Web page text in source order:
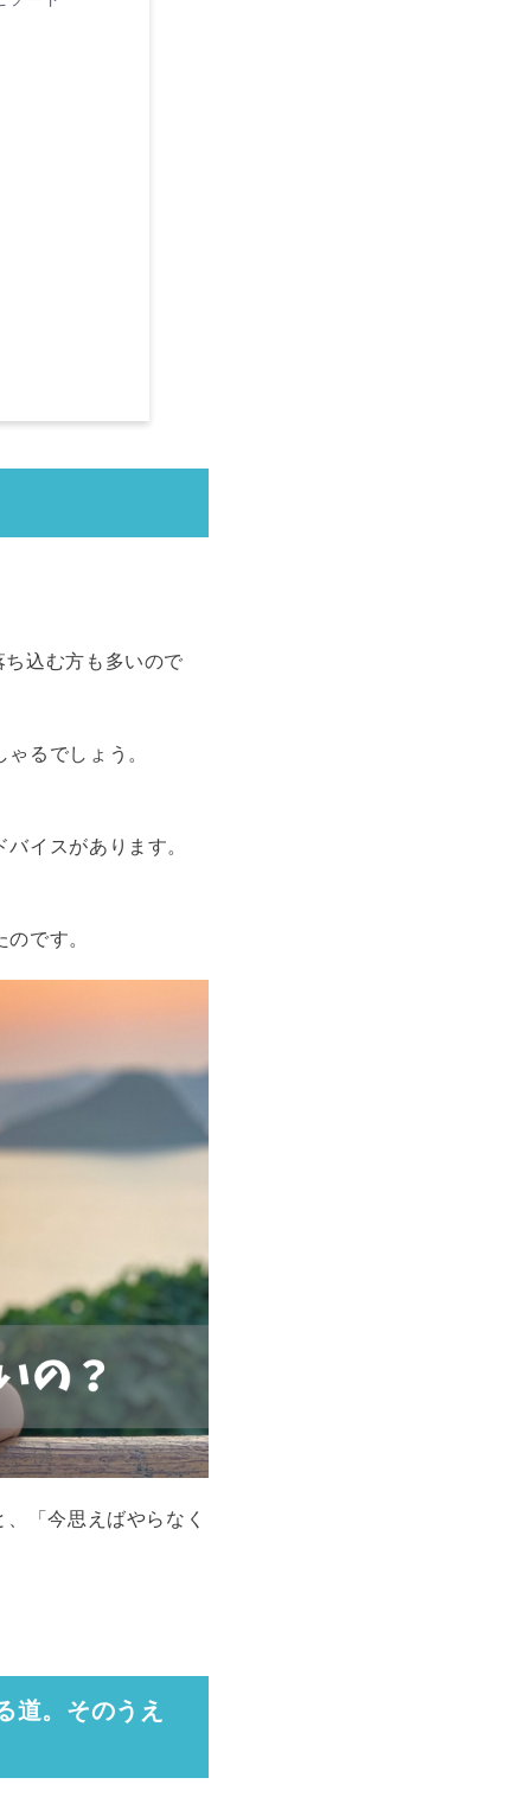
込む方も多いので
るでしょう。
イスがあります。
です。
「今思えばやらなく
道。そのうえ